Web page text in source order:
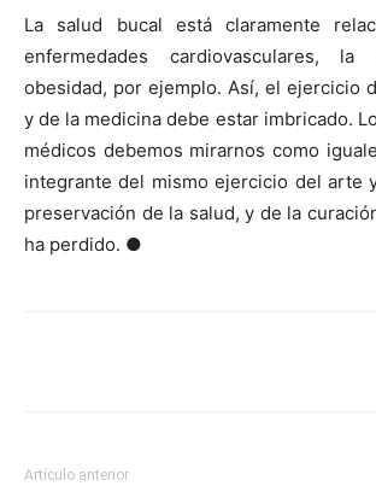
La salud bucal está claramente
enfermedades cardiovasculares,
obesidad, por ejemplo. Así, el ejercicio
y de la medicina debe estar imbricado.
médicos debemos mirarnos como
integrante del mismo ejercicio del arte
preservación de la salud, y de la
ha perdido. ●
Artículo anterior